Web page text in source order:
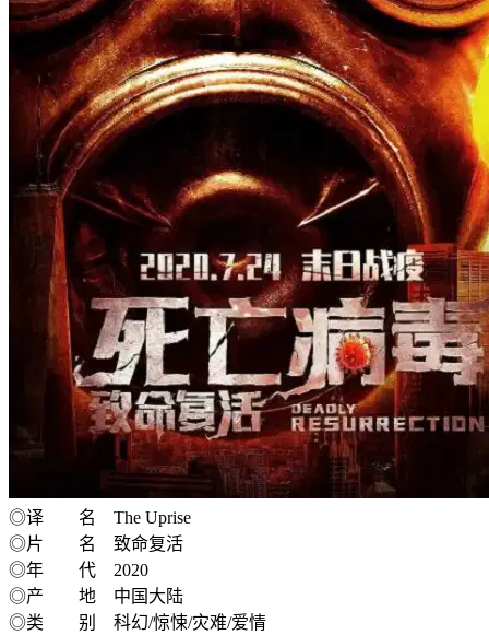
◎译 名 The Uprise
◎片 名 致命复活
◎年 代 2020
◎产 地 中国大陆
◎类 别 科幻/惊悚/灾难/爱情